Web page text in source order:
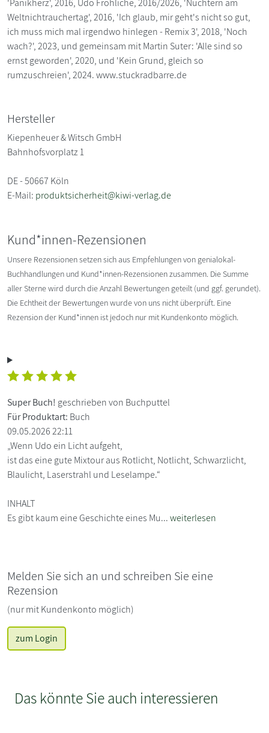
Weltnichtrauchertag', 2016, 'Ich glaub, mir geht's nicht so gut,
ich muss mich mal irgendwo hinlegen - Remix 3', 2018, 'Noch
wach?', 2023, und gemeinsam mit Martin Suter: 'Alle sind so
ernst geworden', 2020, und 'Kein Grund, gleich so
rumzuschreien', 2024. www.stuckradbarre.de
Hersteller
Kiepenheuer & Witsch GmbH
Bahnhofsvorplatz 1
DE - 50667 Köln
E-Mail: produktsicherheit@kiwi-verlag.de
Kund*innen-Rezensionen
Unsere Rezensionen setzen sich aus Empfehlungen von genialokal-
Buchhandlungen und Kund*innen-Rezensionen zusammen. Die Summe
aller Sterne wird durch die Anzahl Bewertungen geteilt (und ggf. gerundet).
Die Echtheit der Bewertungen wurde von uns nicht überprüft. Eine
Rezension der Kund*innen ist jedoch nur mit Kundenkonto möglich.
Super Buch! geschrieben von Buchputtel
Für Produktart: Buch
09.05.2026 22:11
„Wenn Udo ein Licht aufgeht,
ist das eine gute Mixtour aus Rotlicht, Notlicht, Schwarzlicht,
Blaulicht, Laserstrahl und Leselampe.“
INHALT
Es gibt kaum eine Geschichte eines Mu...weiterlesen
Melden Sie sich an und schreiben Sie eine
Rezension
(nur mit Kundenkonto möglich)
zum Login
Das könnte Sie auch interessieren